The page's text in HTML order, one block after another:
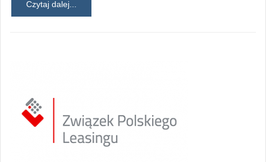
Czytaj dalej...